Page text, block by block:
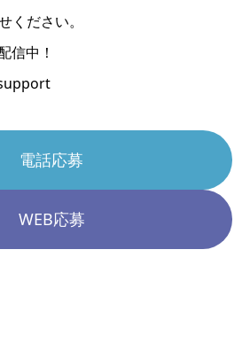
ください。
信中！
電話応募
WEB応募